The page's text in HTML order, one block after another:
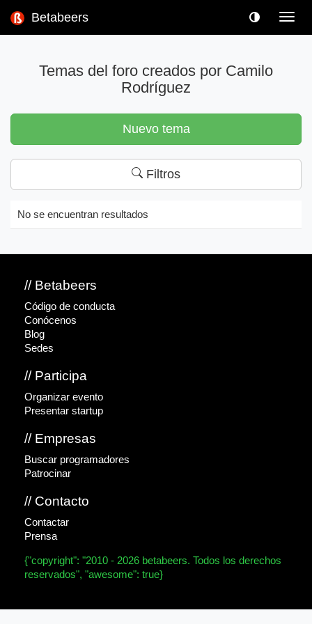
Betabeers
Temas del foro creados por Camilo
Rodríguez
Nuevo tema
Filtros
No se encuentran resultados
// Betabeers
Código de conducta
Conócenos
Blog
Sedes
// Participa
Organizar evento
Presentar startup
// Empresas
Buscar programadores
Patrocinar
// Contacto
Contactar
Prensa
{"copyright": "2010 - 2026 betabeers. Todos los derechos
reservados", "awesome": true}